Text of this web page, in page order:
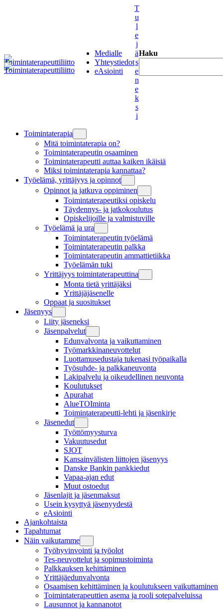
Medialle
Yhteystiedot
eAsiointi
T
u
l
e
j
ä
s
e
n
e
k
s
i
Haku
Toimintaterapia
Mitä toimintaterapia on?
Toimintaterapeutin osaaminen
Toimintaterapeutti auttaa kaiken ikäisiä
Miksi toimintaterapia kannattaa?
Työelämä, yrittäjyys ja opinnot
Opinnot ja jatkuva oppiminen
Toimintaterapeutiksi opiskelu
Täydennys- ja jatkokoulutus
Opiskelijoille ja valmistuville
Työelämä ja ura
Toimintaterapeutin työelämä
Toimintaterapeutin palkka
Toimintaterapeutin ammattietiikka
Työelämän tuki
Yrittäjyys toimintaterapeuttina
Monta tietä yrittäjäksi
Yrittäjäjäsenelle
Oppaat ja suositukset
Jäsenyys
Liity jäseneksi
Jäsenpalvelut
Edunvalvonta ja vaikuttaminen
Työmarkkinaneuvottelut
Luottamusedustaja tukenasi työpaikalla
Työsuhde- ja palkkaneuvonta
Lakipalvelu ja oikeudellinen neuvonta
Koulutukset
Apurahat
AlueTOIminta
Toimintaterapeutti-lehti ja jäsenkirje
Jäsenedut
Työttömyysturva
Vakuutusedut
SJOT
Kansainvälisten liittojen jäsenyys
Danske Bankin pankkiedut
Vapaa-ajan edut
Muut ostoedut
Jäsenlajit ja jäsenmaksut
Usein kysyttyä jäsenyydestä
eAsiointi
Ajankohtaista
Tapahtumat
Näin vaikutamme
Työhyvinvointi ja työolot
Tes-neuvottelut ja sopimustoiminta
Palkkauksen kehittäminen
Yrittäjäedunvalvonta
Osaamisen kehittäminen ja koulutukseen vaikuttaminen
Toimintaterapeuttien asema ja rooli sotepalveluissa
Lausunnot ja kannanotot